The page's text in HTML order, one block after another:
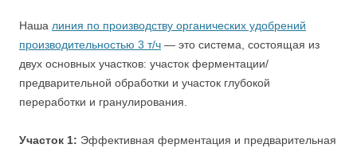
Наша линия по производству органических удобрений
производительностью 3 т/ч — это система, состоящая из
двух основных участков: участок ферментации/
предварительной обработки и участок глубокой
переработки и гранулирования.
Участок 1: Эффективная ферментация и предварительная